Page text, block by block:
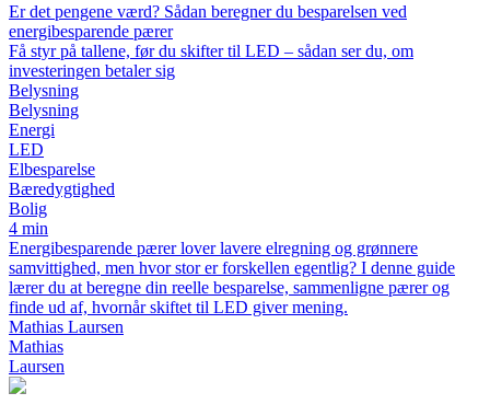
Er det pengene værd? Sådan beregner du besparelsen ved
energibesparende pærer
Få styr på tallene, før du skifter til LED – sådan ser du, om
investeringen betaler sig
Belysning
Belysning
Energi
LED
Elbesparelse
Bæredygtighed
Bolig
4 min
Energibesparende pærer lover lavere elregning og grønnere
samvittighed, men hvor stor er forskellen egentlig? I denne guide
lærer du at beregne din reelle besparelse, sammenligne pærer og
finde ud af, hvornår skiftet til LED giver mening.
Mathias Laursen
Mathias
Laursen